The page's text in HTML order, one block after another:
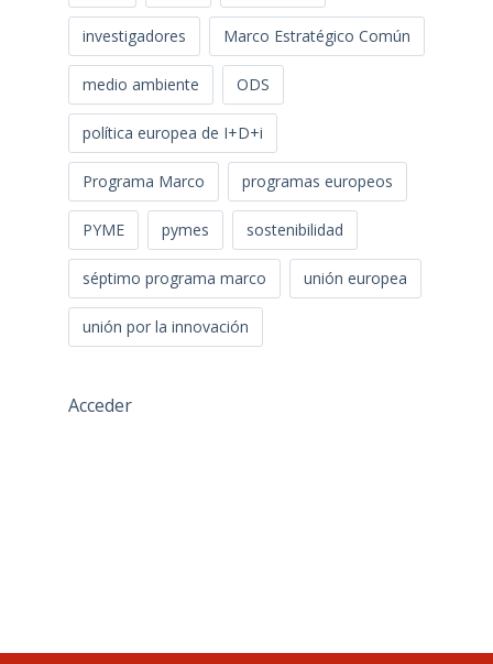
investigadores Marco Estratégico Común
medio ambiente ODS
política europea de I+D+i
Programa Marco programas europeos
PYME pymes sostenibilidad
séptimo programa marco unión europea
unión por la innovación
Acceder